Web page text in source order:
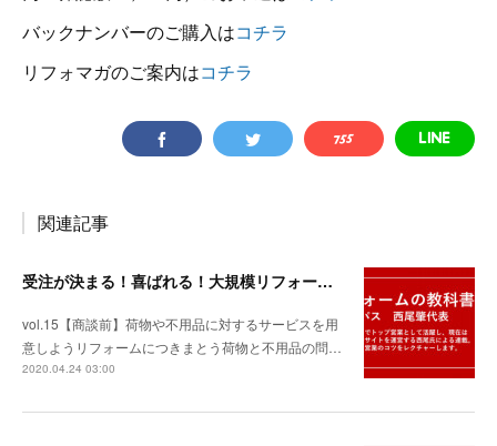
バックナンバーのご購入はコチラ
リフォマガのご案内はコチラ
関連記事
受注が決まる！喜ばれる！大規模リフォームの教科書Vol.15 最終回
vol.15【商談前】荷物や不用品に対するサービスを用
意しようリフォームにつきまとう荷物と不用品の問…
2020.04.24 03:00